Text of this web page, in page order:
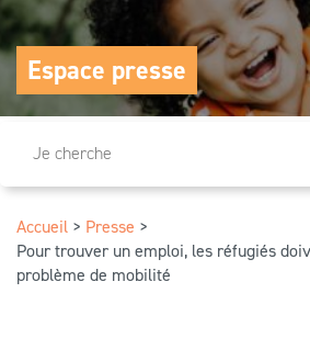
Espace presse
Accueil > Presse >
Pour trouver un emploi, les réfugiés
problème de mobilité